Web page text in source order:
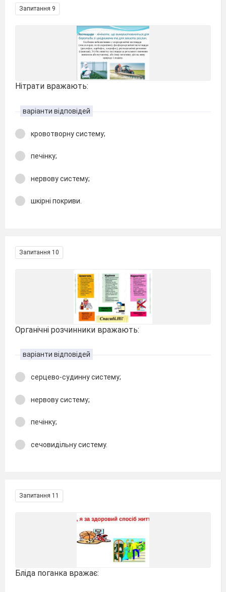
Запитання 9
Нітрати вражають:
варіанти відповідей
кровотворну систему;
печінку;
нервову систему;
шкірні покриви.
Запитання 10
Органічні розчинники вражають:
варіанти відповідей
серцево-судинну систему;
нервову систему;
печінку;
сечовидільну систему.
Запитання 11
Бліда поганка вражає: